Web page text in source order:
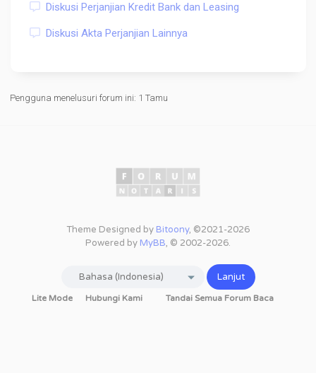
Diskusi Perjanjian Kredit Bank dan Leasing
Diskusi Akta Perjanjian Lainnya
Pengguna menelusuri forum ini: 1 Tamu
Theme Designed by Bitoony, ©2021-2026
Powered by MyBB, © 2002-2026.
Lite Mode Hubungi Kami Tandai Semua Forum Baca